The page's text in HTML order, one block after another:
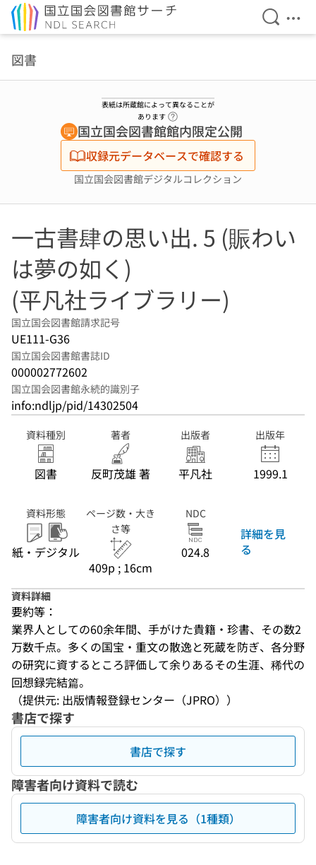
検索を
メ
図書
表紙は所蔵館によって異なることが
あります
国立国会図書館館内限定公開
収録元データベースで確認する
国立国会図書館デジタルコレクション
一古書肆の思い出. 5 (賑わい
は夢の如く)
(平凡社ライブラリー)
国立国会図書館請求記号
UE111-G36
国立国会図書館書誌ID
000002772602
国立国会図書館永続的識別子
info:ndljp/pid/14302504
資料種別
図書
著者
反町茂雄 著
出版者
平凡社
出版年
1999.1
資料形態
紙・デジタル
ページ数・大き
さ等
409p ; 16cm
NDC
024.8
詳細を見
る
資料詳細
要約等：
業界人としての60余年間、手がけた貴籍・珍書、その数2
万数千点。多くの国宝・重文の散逸と死蔵を防ぎ、各分野
の研究に資するところ評価して余りあるその生涯、稀代の
回想録完結篇。
（提供元: 出版情報登録センター（JPRO））
書店で探す
書店で探す
障害者向け資料で読む
障害者向け資料を見る（1種類）